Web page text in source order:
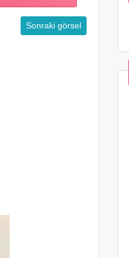
Sonraki görsel